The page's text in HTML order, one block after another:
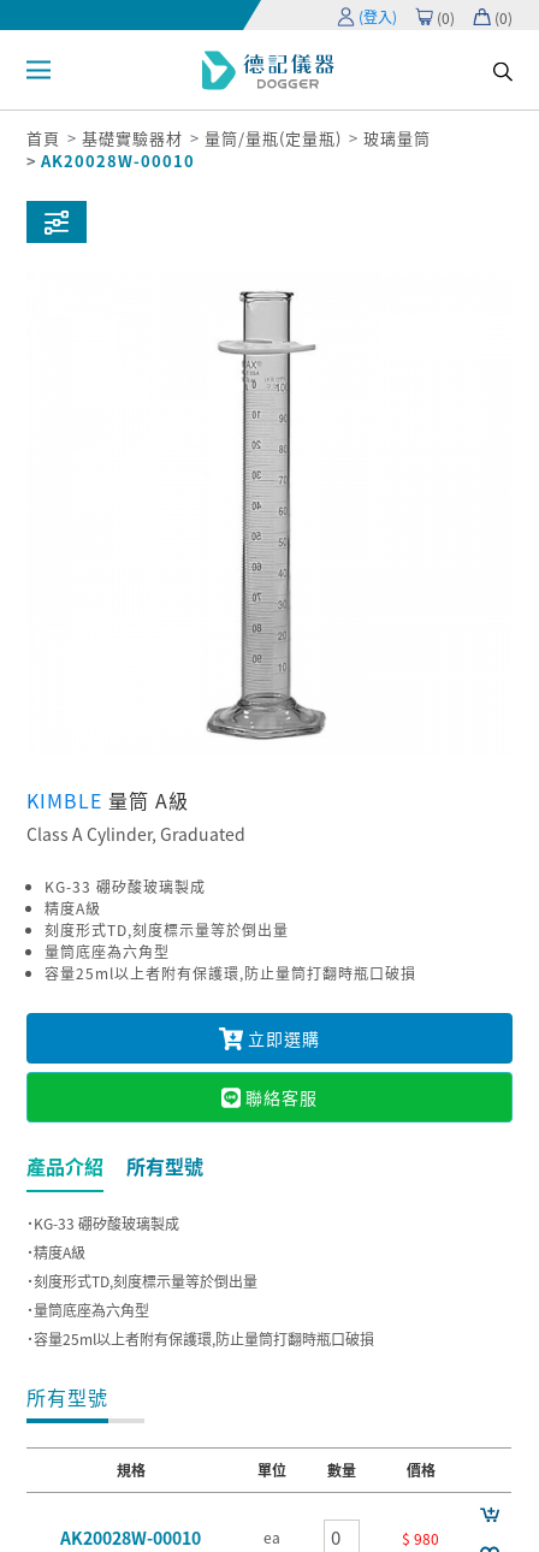
(登入) (0) (0)
首頁 基礎實驗器材 量筒/量瓶(定量瓶)
玻璃量筒
AK20028W-00010
KIMBLE 量筒 A級
Class A Cylinder, Graduated
KG-33 硼矽酸玻璃製成
精度A級
刻度形式TD,刻度標示量等於倒出量
量筒底座為六角型
容量25ml以上者附有保護環,防止量筒打翻時瓶口破損
立即選購
聯絡客服
產品介紹 所有型號
˙KG-33 硼矽酸玻璃製成
˙精度A級
˙刻度形式TD,刻度標示量等於倒出量
˙量筒底座為六角型
˙容量25ml以上者附有保護環,防止量筒打翻時瓶口破損
所有型號
規格 單位 數量 價格
AK20028W-00010 ea $ 980